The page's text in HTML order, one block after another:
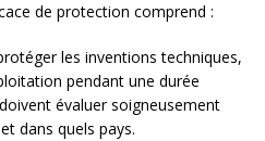
de protection comprend :
les inventions techniques,
pendant une durée
évaluer soigneusement
dans quels pays.